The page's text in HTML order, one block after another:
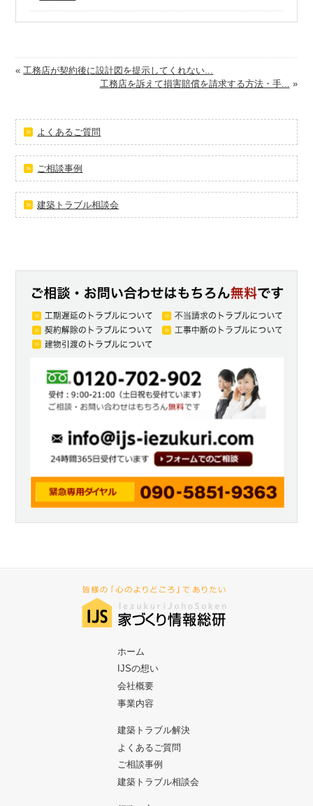
«工務店が契約後に設計図を提示してくれない...
工務店を訴えて損害賠償を請求する方法・手... »
よくあるご質問
ご相談事例
建築トラブル相談会
ホーム
IJSの想い
会社概要
事業内容
建築トラブル解決
よくあるご質問
ご相談事例
建築トラブル相談会